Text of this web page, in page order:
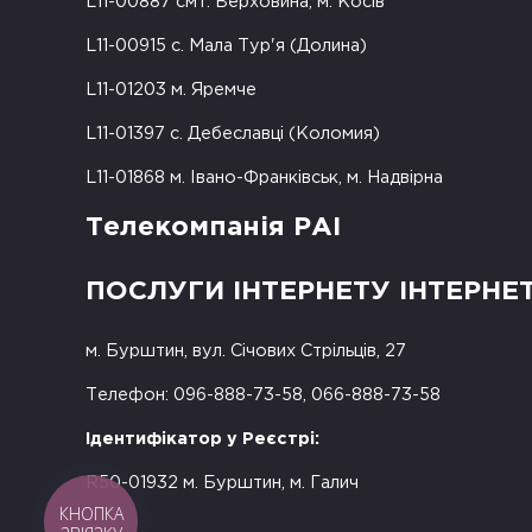
L11-00915 с. Мала Тур'я (Долина)
L11-01203 м. Яремче
L11-01397 с. Дебеславці (Коломия)
L11-01868 м. Івано-Франківськ, м. Надвірна
Телекомпанія РАІ
ПОСЛУГИ ІНТЕРНЕТУ
м. Бурштин, вул. Січових Стрільців, 27
Телефон: 096-888-73-58, 066-888-73-58
Ідентифікатор у Реєстрі:
R50-01932 м. Бурштин, м. Галич
КНОПКА